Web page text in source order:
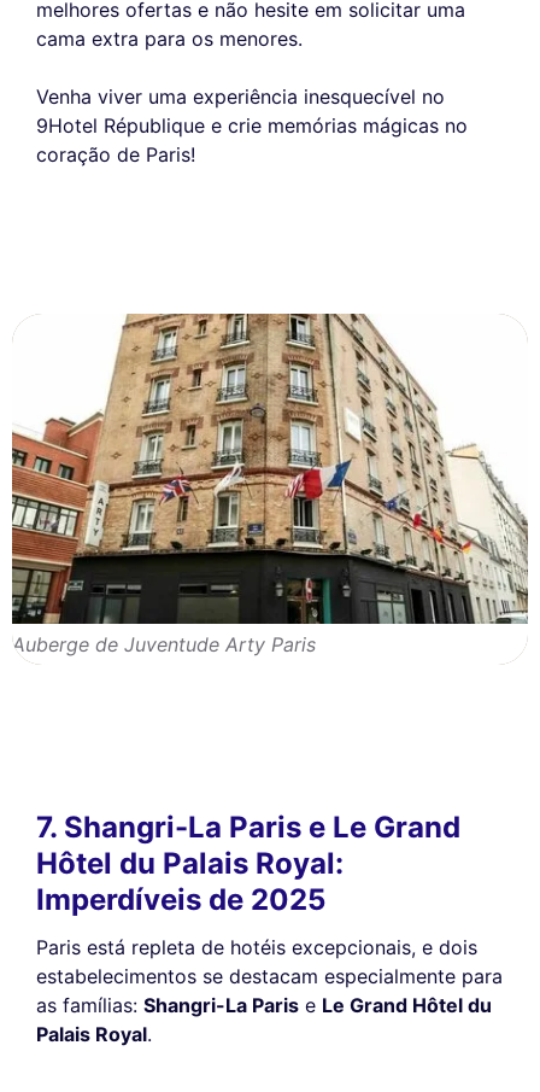
melhores ofertas e não hesite em solicitar uma
cama extra para os menores.
Venha viver uma experiência inesquecível no
9Hotel République e crie memórias mágicas no
coração de Paris!
Auberge de Juventude Arty Paris
7. Shangri-La Paris e Le Grand
Hôtel du Palais Royal:
Imperdíveis de 2025
Paris está repleta de hotéis excepcionais, e dois
estabelecimentos se destacam especialmente para
as famílias: Shangri-La Paris e Le Grand Hôtel du
Palais Royal.